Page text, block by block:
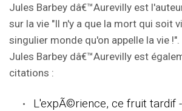
Jules Barbey dâ€™Aurevilly est
sur la vie "Il n'y a que la mort qui soit
singulier monde qu'on appelle la vie !".
Jules Barbey dâ€™Aurevilly est
citations :
L'expÃ©rience, ce fruit tardif